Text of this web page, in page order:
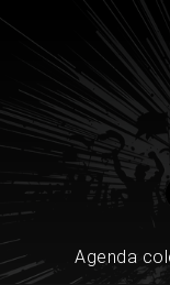
Agenda